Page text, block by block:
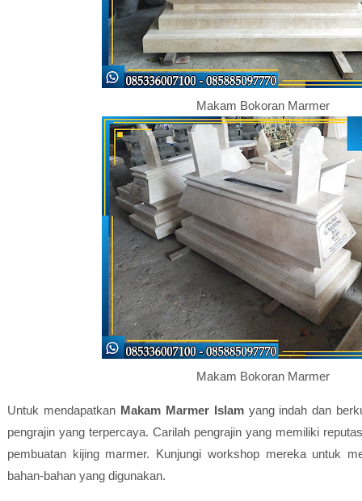
Makam Bokoran Marmer
Makam Bokoran Marmer
Untuk mendapatkan Makam Marmer Islam yang indah dan
pengrajin yang terpercaya. Carilah pengrajin yang memiliki
pembuatan kijing marmer. Kunjungi workshop mereka untuk
bahan-bahan yang digunakan.